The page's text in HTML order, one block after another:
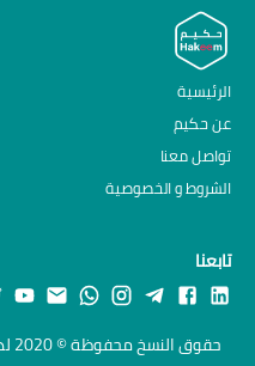
الرئيسية
عن حكيم
تواصل معنا
الشروط و الخصوصية
تابعنا
حقوق النسخ محفوظة © 2020 لدى